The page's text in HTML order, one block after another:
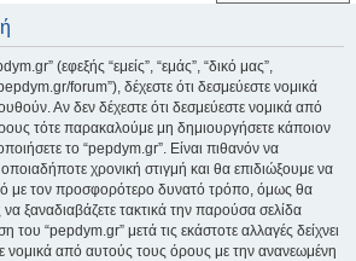
(εφεξής “εμείς”, “εμάς”, “δικό μας”,
forum”), δέχεστε ότι δεσμεύεστε νομικά
Αν δεν δέχεστε ότι δεσμεύεστε νομικά από
τότε παρακαλούμε μη δημιουργήσετε κάποιον
το “pepdym.gr”. Είναι πιθανόν να
χρονική στιγμή και θα επιδιώξουμε να
με τον προσφορότερο δυνατό τρόπο, όμως θα
ξαναδιαβάζετε τακτικά την παρούσα σελίδα
του “pepdym.gr” μετά τις εκάστοτε αλλαγές δείχνει
νομικά από αυτούς τους όρους με την ανανεωμένη